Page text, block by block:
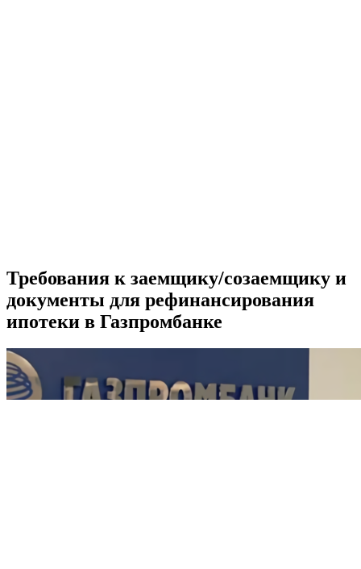
Требования к заемщику/созаемщику и
документы для рефинансирования
ипотеки в Газпромбанке